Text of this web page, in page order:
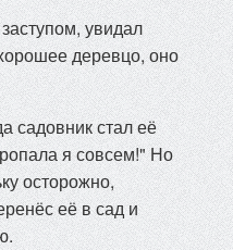
увидал
деревцо, оно
садовник стал её
я совсем!" Но
осторожно,
её в сад и